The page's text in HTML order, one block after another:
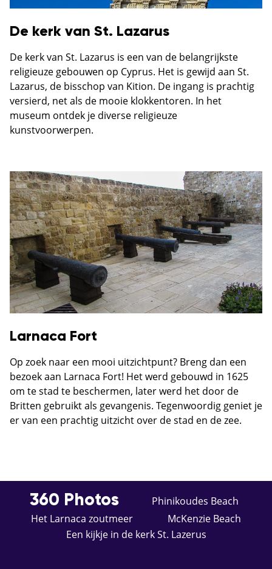
De kerk van St. Lazarus
De kerk van St. Lazarus is een van de belangrijkste
religieuze gebouwen op Cyprus. Het is gewijd aan St.
Lazarus, de bisschop van Kition. De ingang is prachtig
versierd, net als de mooie klokkentoren. In het
museum ontdek je diverse religieuze
kunstvoorwerpen.
Larnaca Fort
Op zoek naar een mooi uitzichtpunt? Breng dan een
bezoek aan Larnaca Fort! Het werd gebouwd in 1625
om te stad te beschermen, later werd het door de
Britten gebruikt als gevangenis. Tegenwoordig geniet je
er van een prachtig uitzicht over de stad en de zee.
360 Photos
Phinikoudes Beach
Het Larnaca zoutmeer
McKenzie Beach
Een kijkje in de kerk St. Lazerus